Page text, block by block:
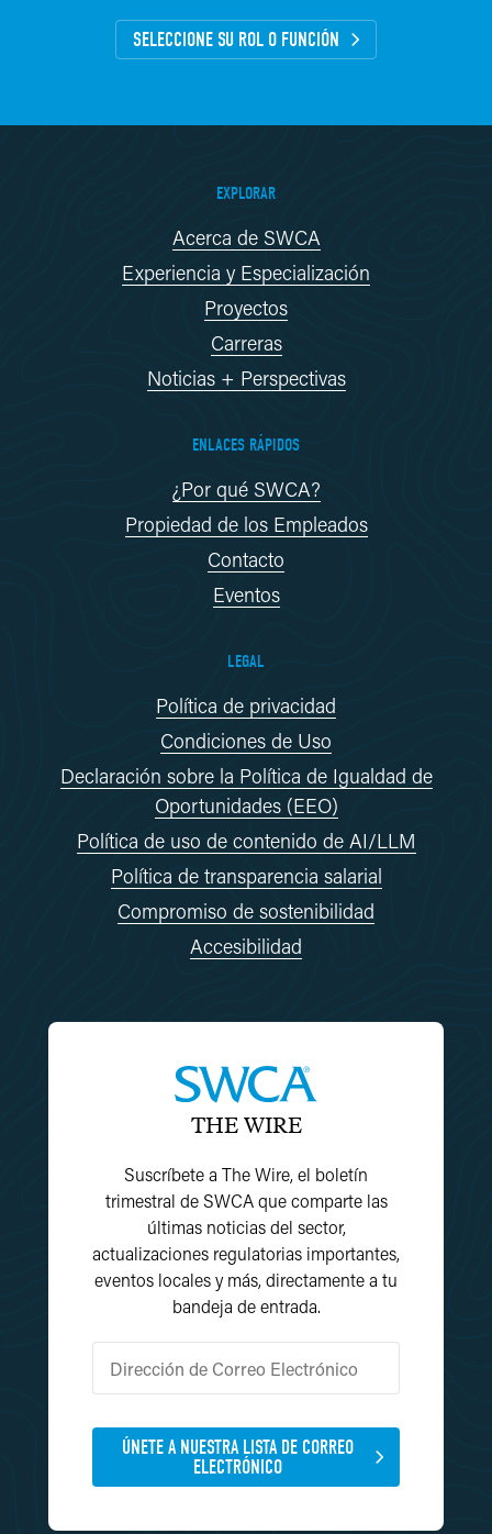
SELECCIONE SU ROL O FUNCIÓN
EXPLORAR
Acerca de SWCA
Experiencia y Especialización
Proyectos
Carreras
Noticias + Perspectivas
ENLACES RÁPIDOS
¿Por qué SWCA?
Propiedad de los Empleados
Contacto
Eventos
LEGAL
Política de privacidad
Condiciones de Uso
Declaración sobre la Política de Igualdad de
Oportunidades (EEO)
Política de uso de contenido de AI/LLM
Política de transparencia salarial
Compromiso de sostenibilidad
Accesibilidad
THE WIRE
Suscríbete a The Wire, el boletín
trimestral de SWCA que comparte las
últimas noticias del sector,
actualizaciones regulatorias importantes,
eventos locales y más, directamente a tu
bandeja de entrada.
ÚNETE A NUESTRA LISTA DE CORREO
ELECTRÓNICO